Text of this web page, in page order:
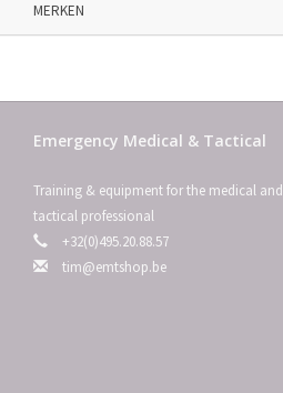
MERKEN
Emergency Medical & Tactical
Training & equipment for the medical and
tactical professional
+32(0)495.20.88.57
tim@emtshop.be